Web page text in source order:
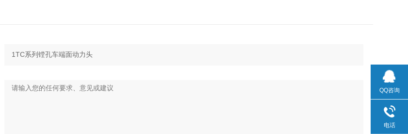
QQ咨询
电话